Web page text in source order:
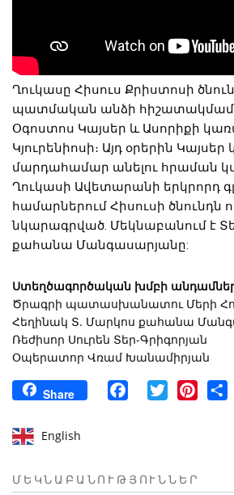
Ղուկասը Հիսուս Քրիստոսի
պատմական անձի
Օգոստոս Կայսեր և Ասորիքի
Կյուրենիոսի։ Այդ օրերին Կայսեր
մարդահամար անելու հրաման
Ղուկասի Ավետարանի երկրորդ
համարներում Հիսուսի ծնունդն
նկարագրված. Մեկնաբանում է
քահանա Մանգասարյանը:
Ստեղծագործական խմբի
Ծրագրի պատասխանատու Մերի
Հեղինակ Տ. Մարկոս քահանա
Ռեժիսոր Սուրեն Տեր-Գրիգորյան
Օպերատոր Վռամ Խանամիրյան
Share FacebookTwitter
English
ՄԵԿՆԱԲԱՆՈՒԹՅՈՒՆՆԵՐ